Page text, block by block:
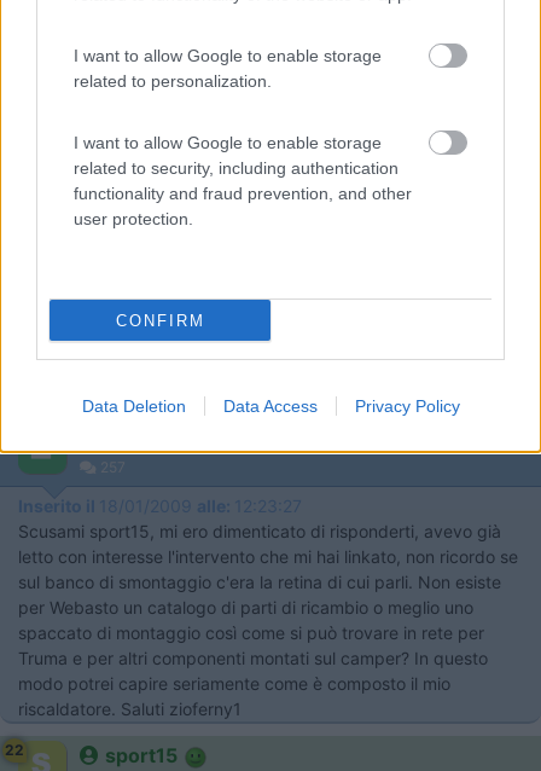
I want to allow Google to enable storage
related to personalization.
I want to allow Google to enable storage
related to security, including authentication
functionality and fraud prevention, and other
user protection.
CONFIRM
Data Deletion Data Access Privacy Policy
tranquillamente sopra gli zero gradi, e per combinazione con il
pieno di gasolio fatto nello stesso distributore in cui ho fatto
allegramente. Saluti zioferny1
sport15
13159
Sulla testa del bruciatore dove c'è la sede candela non c'è la
retina come per Eberspacher?? Il nostro aveva il tuo identico
problema ed è "guarito" sostituendo la retina. Leggi qua:
Modificato da sport15 il 18/01/2009 alle 12:11:54
257
Inserito il 18/01/2009 alle: 12:23:27
Scusami sport15, mi ero dimenticato di risponderti, avevo già
letto con interesse l'intervento che mi hai linkato, non ricordo se
sul banco di smontaggio c'era la retina di cui parli. Non esiste
per Webasto un catalogo di parti di ricambio o meglio uno
spaccato di montaggio così come si può trovare in rete per
Truma e per altri componenti montati sul camper? In questo
modo potrei capire seriamente come è composto il mio
riscaldatore. Saluti zioferny1
22 sport15